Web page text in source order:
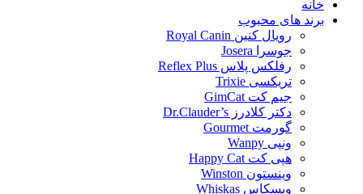
خانه
برند های محبوب
رویال کنین Royal Canin
جوسرا Josera
رفلکس پلاس Reflex Plus
تریکسی Trixie
جیم کت GimCat
دکتر کلادرز Dr.Clauder’s
گورمت Gourmet
ونپی Wanpy
هپی کت Happy Cat
وینستون Winston
ویسکاس Whiskas